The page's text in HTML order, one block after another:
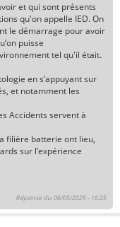
et qui sont présents
qu'on appelle IED. On
le démarrage pour avoir
puisse
tel qu'il était.
en s’appuyant sur
et notamment les
Accidents servent à
filière batterie ont lieu,
sur l’expérience
Réponse du 06/05/2025 - 16:25